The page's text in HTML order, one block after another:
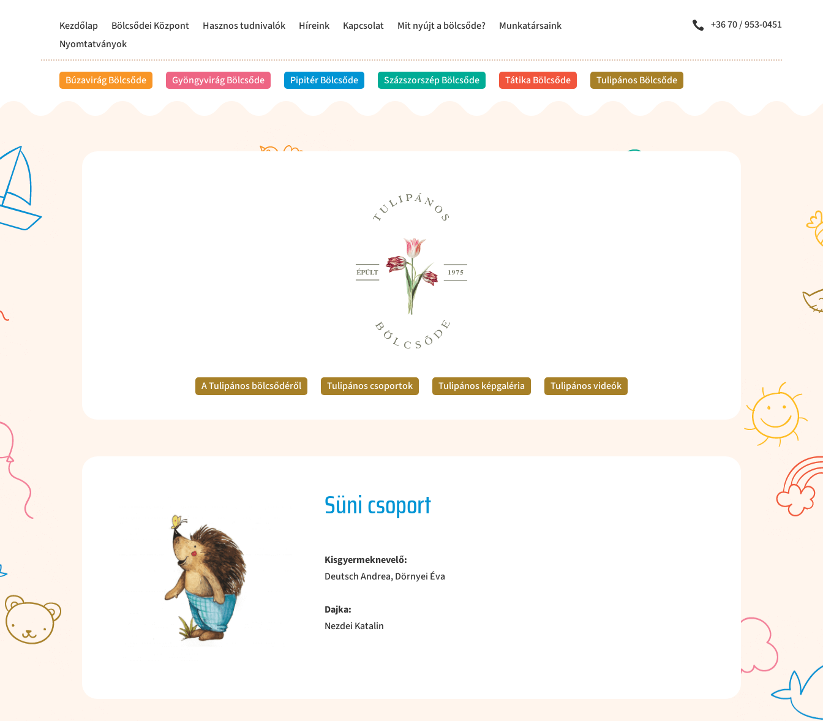
Kezdőlap Bölcsődei Központ Hasznos tudnivalók Híreink Kapcsolat Mit nyújt a bölcsőde?
Munkatársaink
Nyomtatványok
 +36 70 / 953-0451
Búzavirág Bölcsőde Gyöngyvirág Bölcsőde Pipitér Bölcsőde Százszorszép Bölcsőde Tátika Bölcsőde Tulipános Bölcsőde
A Tulipános bölcsődéről Tulipános csoportok Tulipános képgaléria Tulipános videók
Süni csoport
Kisgyermeknevelő:
Deutsch Andrea, Dörnyei Éva
Dajka:
Nezdei Katalin